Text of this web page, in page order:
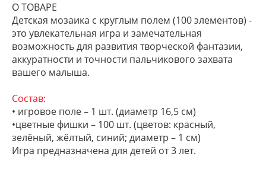
О ТОВАРЕ
Детская мозаика с круглым полем (100 элементов) -
это увлекательная игра и замечательная
возможность для развития творческой фантазии,
аккуратности и точности пальчикового захвата
вашего малыша.
Состав:
• игровое поле – 1 шт. (диаметр 16,5 см)
•цветные фишки – 100 шт. (цветов: красный,
зелёный, жёлтый, синий; диаметр – 1 см)
Игра предназначена для детей от 3 лет.